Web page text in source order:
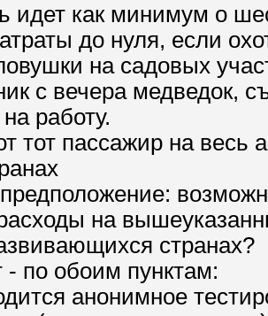
идет как минимум о
до нуля, если
на садовых
с вечера медведок,
работу.
тот пассажир на весь
на
странах?
- по обоим пунктам:
анонимное